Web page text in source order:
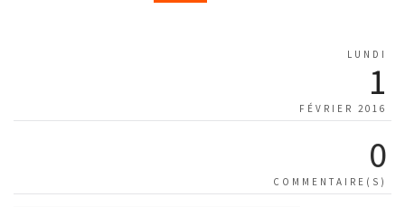
LUNDI
1
FÉVRIER 2016
0
COMMENTAIRE(S)